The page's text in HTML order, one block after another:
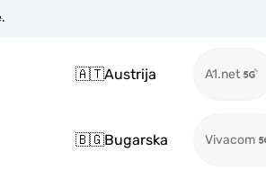
🇦🇹Austrija A1.net
🇧🇬Bugarska Vivacom